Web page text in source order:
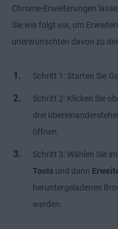
Chrome-Erweiterungen
Sie wie folgt vor, um
unerwünschten davon zu
Schritt 1: Starten Sie
Schritt 2: Klicken Sie
drei
öffnen.
Schritt 3: Wählen Sie
Tools und dann
heruntergeladenen
werden.